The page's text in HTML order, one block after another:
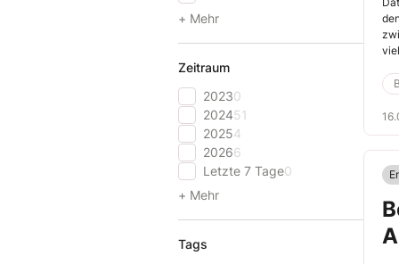
+ Mehr
Zeitraum
20230
202451
20254
20266
Letzte 7 Tage0
+ Mehr
Tags